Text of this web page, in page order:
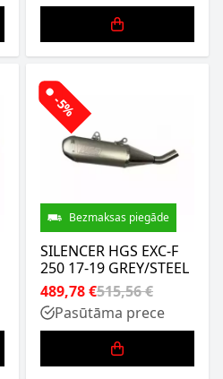
-5%
Bezmaksas piegāde
SILENCER HGS EXC-F
250 17-19 GREY/STEEL
489,78 €515,56 €
Pasūtāma prece